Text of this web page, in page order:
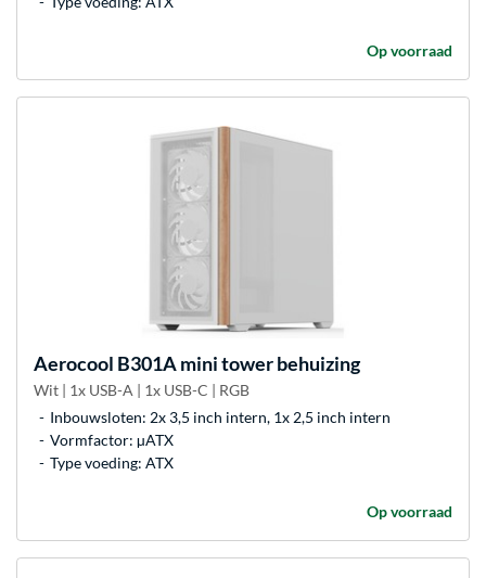
Op voorraad
Aerocool B301A mini tower behuizing
Wit | 1x USB-A | 1x USB-C | RGB
Inbouwsloten: 2x 3,5 inch intern, 1x 2,5 inch intern
Vormfactor: µATX
Type voeding: ATX
Op voorraad